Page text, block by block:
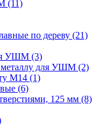
(11)
по дереву (21)
УШМ (3)
для УШМ (2)
M14 (1)
(6)
125 мм (8)